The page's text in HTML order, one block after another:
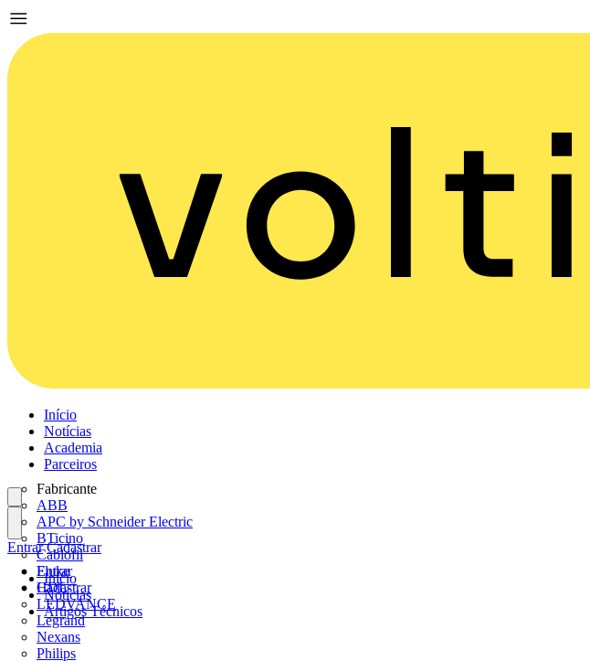
Início
Notícias
Academia
Parceiros
Fabricante
ABB
APC by Schneider Electric
BTicino
Cablofil
Fluke
HDL
LEDVANCE
Legrand
Nexans
Philips
Entrar
Cadastrar
Entrar Cadastrar
Início
Notícias
Artigos Técnicos